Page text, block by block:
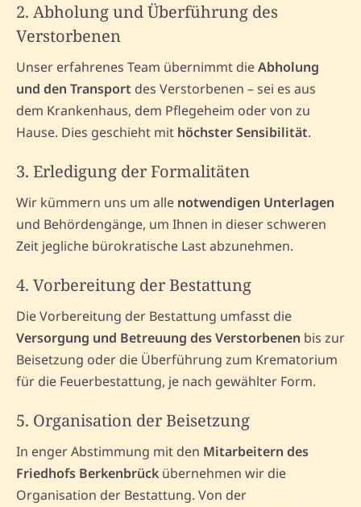
2. Abholung und Überführung des
Verstorbenen
Unser erfahrenes Team übernimmt dieAbholung
und den Transport des Verstorbenen – sei es aus
dem Krankenhaus, dem Pflegeheim oder von zu
Hause. Dies geschieht mit höchster Sensibilität.
3. Erledigung der Formalitäten
Wir kümmern uns um alle notwendigen Unterlagen
und Behördengänge, um Ihnen in dieser schweren
Zeit jegliche bürokratische Last abzunehmen.
4. Vorbereitung der Bestattung
Die Vorbereitung der Bestattung umfasst die
Versorgung und Betreuung des Verstorbenen bis zur
Beisetzung oder die Überführung zum Krematorium
für die Feuerbestattung, je nach gewählter Form.
5. Organisation der Beisetzung
In enger Abstimmung mit den Mitarbeitern des
Friedhofs Berkenbrück übernehmen wir die
Organisation der Bestattung. Von der